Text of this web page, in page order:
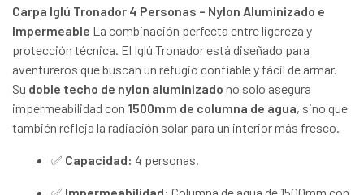
Carpa Iglú Tronador 4 Personas – Nylon Aluminizado e
Impermeable La combinación perfecta entre ligereza y
protección técnica. El Iglú Tronador está diseñado para
aventureros que buscan un refugio confiable y fácil de armar.
Su doble techo de nylon aluminizado no solo asegura
impermeabilidad con 1500mm de columna de agua, sino que
también refleja la radiación solar para un interior más fresco.
✅ Capacidad: 4 personas.
✅ Impermeabilidad: Columna de agua de 1500mm con